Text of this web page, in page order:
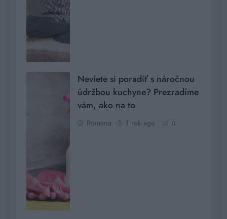
Neviete si poradiť s náročnou
údržbou kuchyne? Prezradíme
vám, ako na to
Romana 1 rok ago 0